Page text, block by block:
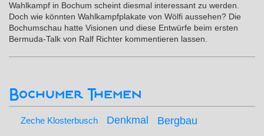
Wahlkampf in Bochum scheint diesmal interessant zu werden.
Doch wie könnten Wahlkampfplakate von Wölfi aussehen? Die
Bochumschau hatte Visionen und diese Entwürfe beim ersten
Bermuda-Talk von Ralf Richter kommentieren lassen.
Bochumer Themen
Zeche Klosterbusch Denkmal Bergbau